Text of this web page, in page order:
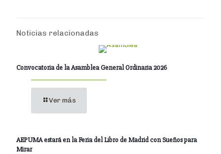
Noticias relacionadas
Convocatoria de la Asamblea General Ordinaria 2026
Ver más
AEPUMA estará en la Feria del Libro de Madrid con Sueños para
Mirar